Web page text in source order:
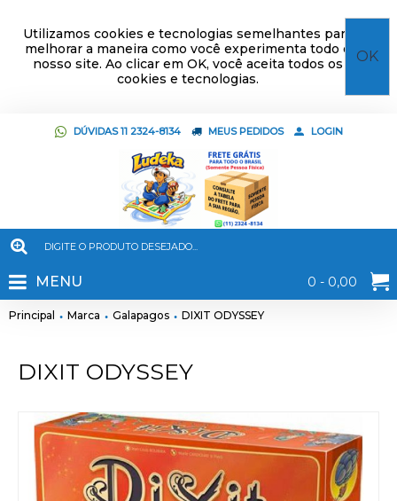
Utilizamos cookies e tecnologias semelhantes para
melhorar a maneira como você experimenta todo o
nosso site. Ao clicar em OK, você aceita todos os
cookies e tecnologias.
OK
DÚVIDAS 11 2324-8134 MEUS PEDIDOS LOGIN
0 - 0,00
MENU
Principal Marca Galapagos DIXIT ODYSSEY
DIXIT ODYSSEY